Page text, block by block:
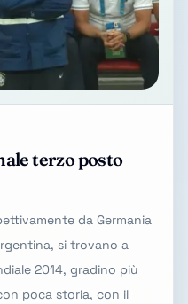
terzo posto
da Germania
si trovano a
2014, gradino più
poca storia, con il